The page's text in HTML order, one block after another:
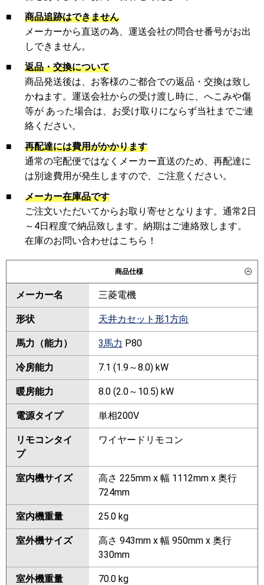
■
商品追跡はできません
メーカーから直送の為、運送会社の問合せ番号がお出
しできません。
■
返品・交換について
商品発送後は、お客様のご都合での返品・交換は致し
かねます。運送会社からの受け渡し時に、へこみや傷
等が あった場合は、お受け取りにならず当社までご連
絡ください。
■
再配達には費用がかかります
通常の宅配便ではなくメーカー直送のため、再配達に
は別途費用が発生しますので、ご注意ください。
■
メーカー在庫品です
ご注文いただいてからお取り寄せとなります。通常2日
～4日程度で納品致します。納期はご連絡致します。
在庫のお問い合わせはこちら！
商品仕様
メーカー名 三菱電機
形状 天井カセット形1方向
馬力（能力） 3馬力 P80
冷房能力 7.1 (1.9～8.0) kW
暖房能力 8.0 (2.0～10.5) kW
電源タイプ 単相200V
リモコンタイ
プ
ワイヤードリモコン
室内機サイズ
高さ 225mm x 幅 1112mm x 奥行
724mm
室内機重量 25.0 kg
室外機サイズ
高さ 943mm x 幅 950mm x 奥行
330mm
室外機重量 70.0 kg